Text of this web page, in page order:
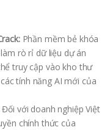
Phần mềm bẻ khóa
rò rỉ dữ liệu dự án
truy cập vào kho thư
tính năng AI mới của
Đối với doanh nghiệp Việt
chính thức của